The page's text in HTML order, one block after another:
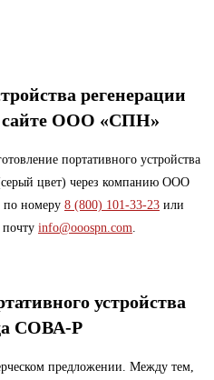
регенерации
сайте ООО «СПН»
портативного устройства
цвет) через компанию ООО
по номеру 8 (800) 101-33-23 или
почту info@ooospn.com
устройства
СОВА-Р
предложении. Между тем,